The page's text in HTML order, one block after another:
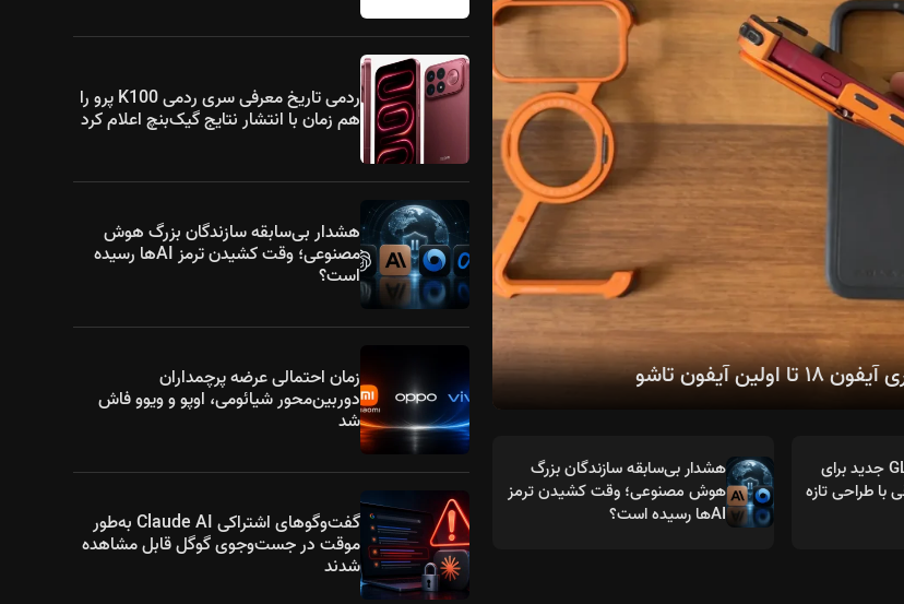
مرسدس GLA 2028 جدید برای
با طراحی تازه
هشدار بی‌سابقه سازندگان بزرگ
هوش مصنوعی؛ وقت کشیدن ترمز
AIها رسیده است؟
ردمی تاریخ معرفی سری ردمی K100 پرو را
هم زمان با انتشار نتایج گیک‌بنچ اعلام کرد
هشدار بی‌سابقه سازندگان بزرگ هوش
مصنوعی؛ وقت کشیدن ترمز AIها رسیده
است؟
زمان احتمالی عرضه پرچمداران
دوربین‌محور شیائومی، اوپو و ویوو فاش
شد
گفت‌وگوهای اشتراکی Claude AI به‌طور
موقت در جست‌وجوی گوگل قابل مشاهده
شدند